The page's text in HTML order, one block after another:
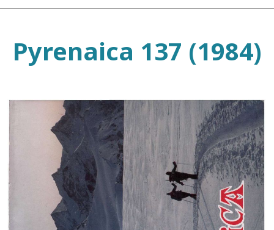
Pyrenaica 137 (1984)